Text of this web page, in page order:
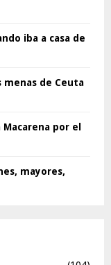
iba a casa de
de Ceuta
por el
mayores,